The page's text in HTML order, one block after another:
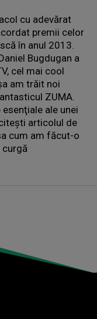
cu adevărat
premii celor
în anul 2013.
Bugdugan a
cel mai cool
am trăit noi
ZUMA.
ale unei
articolul de
cum am făcut-o
curgă